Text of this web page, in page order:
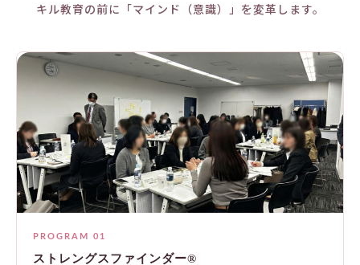
キル教育の前に「マインド（意識）」を変革します。
PROGRAM 01
ストレングスファインダー®